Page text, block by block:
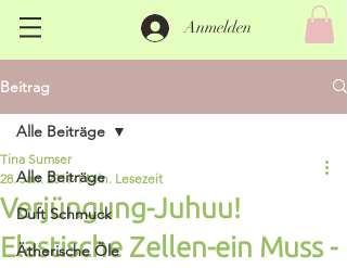
Anmelden
Beitrag
Alle Beiträge
Duft Schmuck
Ätherische Öle
Alle Beiträge
Verjüngung-Juhuu!
Elastische Zellen-ein Muss -
Tina Sumser
28. Jan. 2019 1 Min. Lesezeit